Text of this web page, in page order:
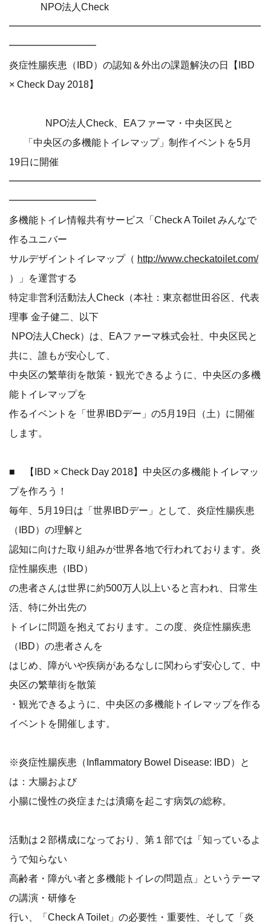
NPO法人Check
━━━━━━━━━━━━━━━━━━━━━━━━━━
━━━━━━━━━
炎症性腸疾患（IBD）の認知＆外出の課題解決の日【IBD
× Check Day 2018】
NPO法人Check、EAファーマ・中央区民と
「中央区の多機能トイレマップ」制作イベントを5月
19日に開催
━━━━━━━━━━━━━━━━━━━━━━━━━━
━━━━━━━━━
多機能トイレ情報共有サービス「Check A Toilet みんなで
作るユニバー
サルデザイントイレマップ（ http://www.checkatoilet.com/
）」を運営する
特定非営利活動法人Check（本社：東京都世田谷区、代表
理事 金子健二、以下
NPO法人Check）は、EAファーマ株式会社、中央区民と
共に、誰もが安心して、
中央区の繁華街を散策・観光できるように、中央区の多機
能トイレマップを
作るイベントを「世界IBDデー」の5月19日（土）に開催
します。
■ 【IBD × Check Day 2018】中央区の多機能トイレマッ
プを作ろう！
毎年、5月19日は「世界IBDデー」として、炎症性腸疾患
（IBD）の理解と
認知に向けた取り組みが世界各地で行われております。炎
症性腸疾患（IBD）
の患者さんは世界に約500万人以上いると言われ、日常生
活、特に外出先の
トイレに問題を抱えております。この度、炎症性腸疾患
（IBD）の患者さんを
はじめ、障がいや疾病があるなしに関わらず安心して、中
央区の繁華街を散策
・観光できるように、中央区の多機能トイレマップを作る
イベントを開催します。
※炎症性腸疾患（Inflammatory Bowel Disease: IBD）と
は：大腸および
小腸に慢性の炎症または潰瘍を起こす病気の総称。
活動は２部構成になっており、第１部では「知っているよ
うで知らない
高齢者・障がい者と多機能トイレの問題点」というテーマ
の講演・研修を
行い、「Check A Toilet」の必要性・重要性、そして「炎